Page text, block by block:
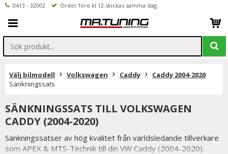
0413 - 32002 Order före kl 12 skickas samma dag
Välj bilmodell Volkswagen Caddy
Caddy 2004-2020
Sänkningssats
SÄNKNINGSSATS TILL VOLKSWAGEN
CADDY (2004-2020)
Sänkningssatser av hög kvalitet från världsledande tillverkare
som APEX & MTS-Technik till din VW Caddy (2004-2020).